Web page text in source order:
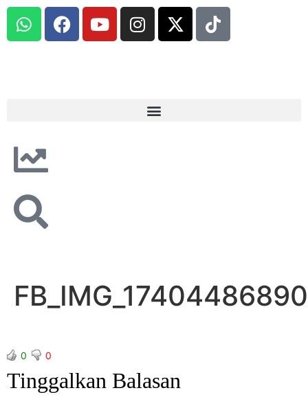
0 0
Tinggalkan Balasan